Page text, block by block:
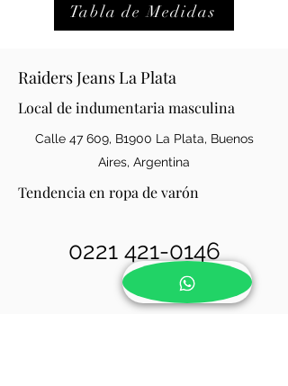
Tabla de Medidas
Raiders Jeans La Plata
Local de indumentaria masculina
Calle 47 609, B1900 La Plata, Buenos
Aires, Argentina
Tendencia en ropa de varón
0221 421-0146